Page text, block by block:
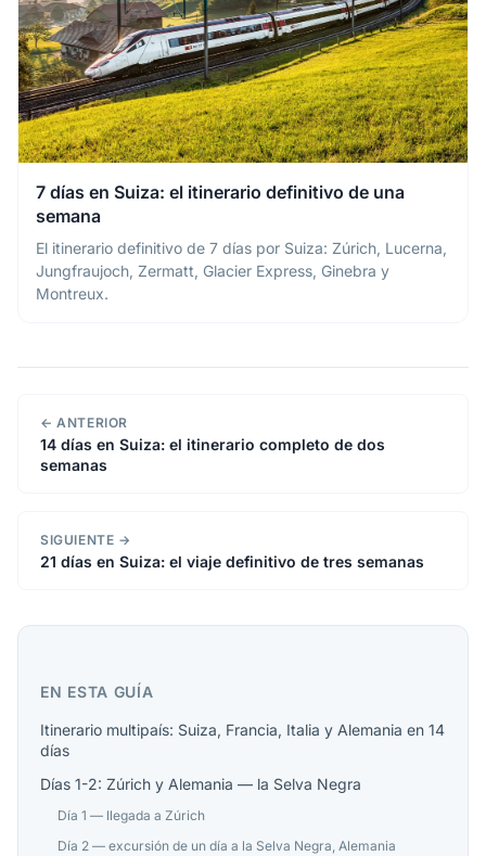
7 días en Suiza: el itinerario definitivo de una
semana
El itinerario definitivo de 7 días por Suiza: Zúrich, Lucerna,
Jungfraujoch, Zermatt, Glacier Express, Ginebra y
Montreux.
← ANTERIOR
14 días en Suiza: el itinerario completo de dos
semanas
SIGUIENTE →
21 días en Suiza: el viaje definitivo de tres semanas
EN ESTA GUÍA
Itinerario multipaís: Suiza, Francia, Italia y Alemania en 14
días
Días 1-2: Zúrich y Alemania — la Selva Negra
Día 1 — llegada a Zúrich
Día 2 — excursión de un día a la Selva Negra, Alemania